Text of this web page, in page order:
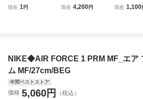
1 Low ナイキ エア
フォースⅠ
現在 1円
ナイキ AIR FORC
箱付き
現在 4,200円
R FORCE
規品
現在 1,100
NIKE◆AIR FORCE 1 PRM MF_エア
ム MF/27cm/BEG
年間ベストストア
価格 5,060円
（税込）